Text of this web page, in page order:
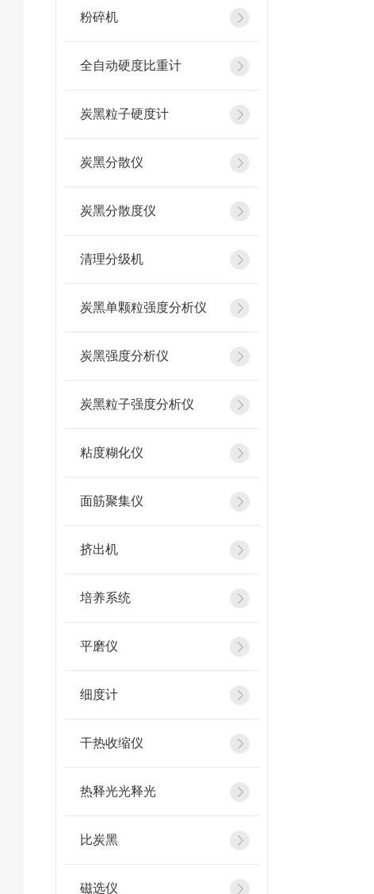
粉碎机
全自动硬度比重计
炭黑粒子硬度计
炭黑分散仪
炭黑分散度仪
清理分级机
炭黑单颗粒强度分析仪
炭黑强度分析仪
炭黑粒子强度分析仪
粘度糊化仪
面筋聚集仪
挤出机
培养系统
平磨仪
细度计
干热收缩仪
热释光光释光
比炭黑
磁选仪